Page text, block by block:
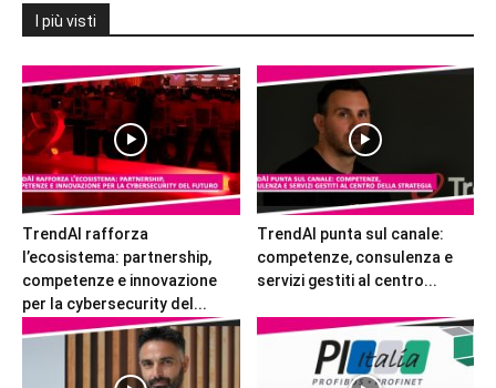
I più visti
TrendAI rafforza
l’ecosistema: partnership,
competenze e innovazione
per la cybersecurity del...
TrendAI punta sul canale:
competenze, consulenza e
servizi gestiti al centro...